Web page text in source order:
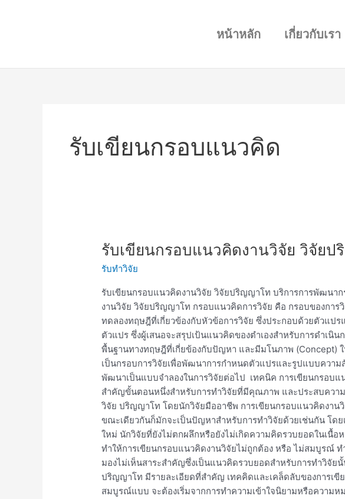
หน้าหลัก เกี่ยวกับเรา
รับเขียนกรอบแนวคิด
รับเขียนกรอบแนวคิดงานวิจัย วิจัย
รับทำวิจัย
รับเขียนกรอบแนวคิดงานวิจัย วิจัยปริญญาโท บริการการพัฒนา
งานวิจัย วิจัยปริญญาโท กรอบแนวคิดการวิจัย คือ กรอบของการ
ทดลองทฤษฎีที่เกี่ยวข้องกับหัวข้อการวิจัย ซึ่งประกอบด้วยตัวแปร
ตัวแปร ซึ่งผู้เสนอจะสรุปเป้นแนวคิดของตำเองสำหรับการดำเนิ
พื้นฐานทางทฤษฎีที่เกี่ยข้องกับปัญหา และมีมโนภาพ (Concept) ใ
เป็นกรอบการวิจัยเพื่อพัฒนาการกำหนดตัวแปรและรูปแบบความ
พัฒนาเป็นแบบจำลองในการวิจัยต่อไป เทคนิค การเขียนกรอบแ
สำคัญขั้นตอนหนึ่งสำหรับการทำวิจัยที่มีคุณภาพ และประสบควา
วิจัย ปริญญาโท โดยนักวิจัยมืออาชีพ การเขียนกรอบแนวคิดงาน
ขณะเดียวกันก็มักจะเป็นปัญหาสำหรับการทำวิจัยด้วยเช่นกัน โดย
ใหม่ นักวิจัยที่ยังไม่ตกผลึกหรือยังไม่เกิดความคิดรวบยอดในเนื้อ
ทำให้การเขียนกรอบแนวคิดงานวิจัยไม่ถูกต้อง หรือ ไม่สมบูรณ์
มองไม่เห็นสาระสำคัญซึ่งเป็นแนวคิดรวบยอดสำหรับการทำวิจัย
ปริญญาโท มีรายละเอียดที่สำคัญ เทคคิดและเคล็ดลับของการเขี
สมบูรณ์แบบ จะต้องเริ่มจากการทำความเข้าใจนิยามหรือความห
รับ
กรอบ
แนวคิด
งาน
วิจัย
วิจัย
ปริญญา
โท